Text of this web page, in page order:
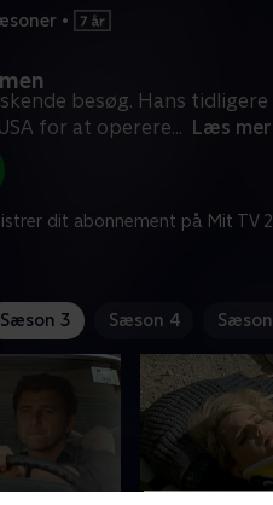
•
besøg. Hans tidligere
for at operere... Læs
dit abonnement på Mit TV
Sæson 3 Sæson 4